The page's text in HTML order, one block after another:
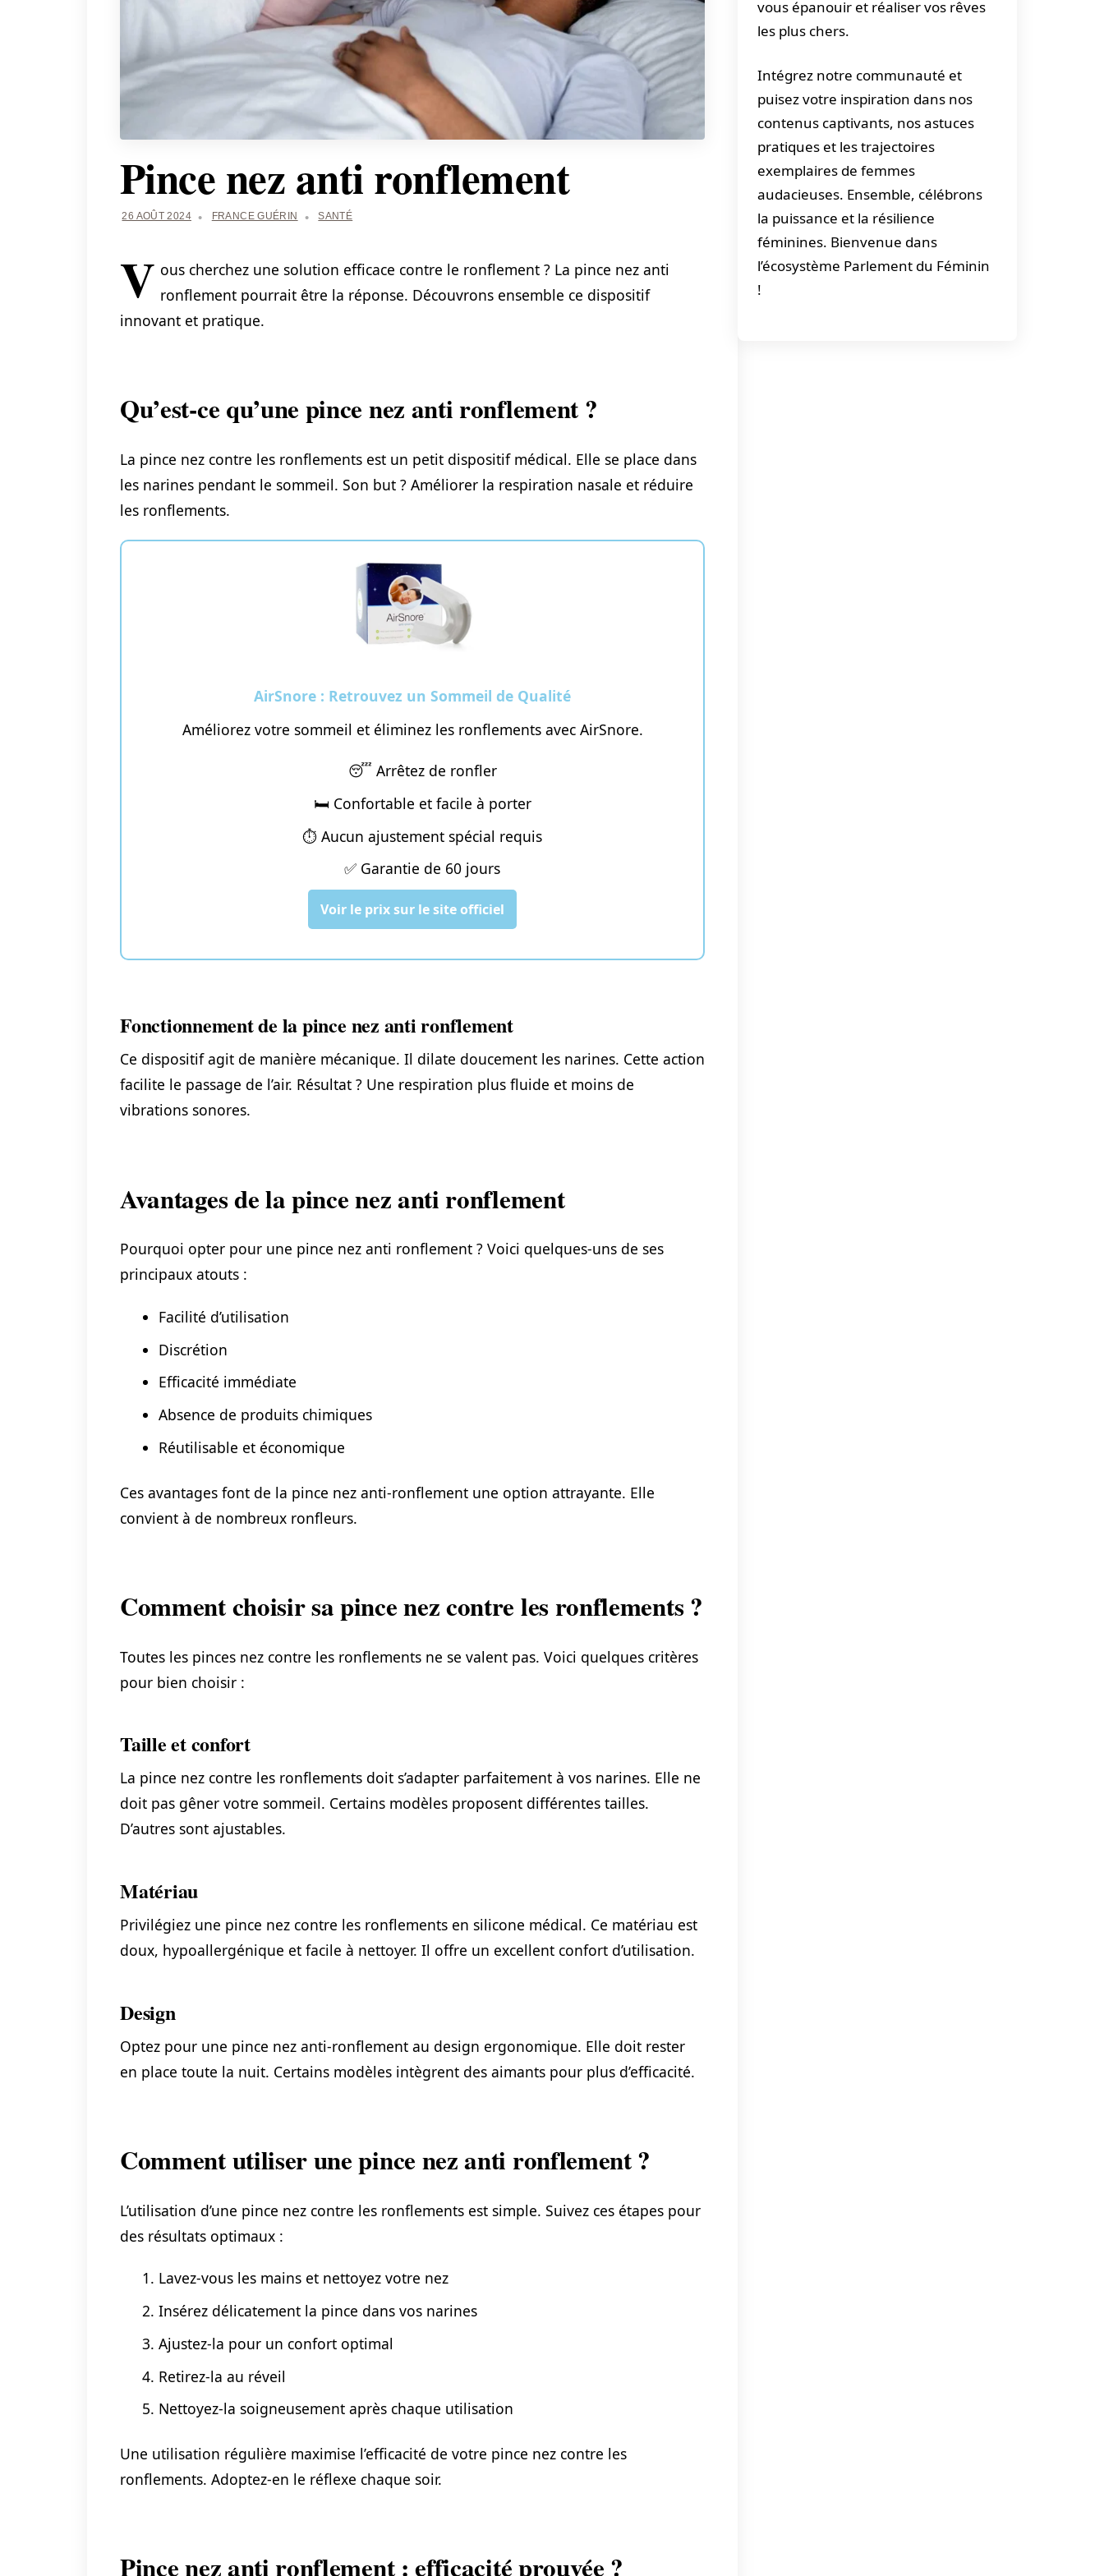
Pince nez anti ronflement
26 AOÛT 2024 FRANCE GUÉRIN SANTÉ
V ous cherchez une solution efficace contre le ronflement ? La pince nez anti
ronflement pourrait être la réponse. Découvrons ensemble ce dispositif
innovant et pratique.
Qu’est-ce qu’une pince nez anti ronflement ?
La pince nez contre les ronflements est un petit dispositif médical. Elle se place dans
les narines pendant le sommeil. Son but ? Améliorer la respiration nasale et réduire
les ronflements.
AirSnore : Retrouvez un Sommeil de Qualité
Améliorez votre sommeil et éliminez les ronflements avec AirSnore.
😴 Arrêtez de ronfler
🛏️ Confortable et facile à porter
⏱️ Aucun ajustement spécial requis
✅ Garantie de 60 jours
Voir le prix sur le site officiel
Fonctionnement de la pince nez anti ronflement
Ce dispositif agit de manière mécanique. Il dilate doucement les narines. Cette action
facilite le passage de l’air. Résultat ? Une respiration plus fluide et moins de
vibrations sonores.
Avantages de la pince nez anti ronflement
Pourquoi opter pour une pince nez anti ronflement ? Voici quelques-uns de ses
principaux atouts :
Facilité d’utilisation
Discrétion
Efficacité immédiate
Absence de produits chimiques
Réutilisable et économique
Ces avantages font de la pince nez anti-ronflement une option attrayante. Elle
convient à de nombreux ronfleurs.
Comment choisir sa pince nez contre les ronflements ?
Toutes les pinces nez contre les ronflements ne se valent pas. Voici quelques critères
pour bien choisir :
Taille et confort
La pince nez contre les ronflements doit s’adapter parfaitement à vos narines. Elle ne
doit pas gêner votre sommeil. Certains modèles proposent différentes tailles.
D’autres sont ajustables.
Matériau
Privilégiez une pince nez contre les ronflements en silicone médical. Ce matériau est
doux, hypoallergénique et facile à nettoyer. Il offre un excellent confort d’utilisation.
Design
Optez pour une pince nez anti-ronflement au design ergonomique. Elle doit rester
en place toute la nuit. Certains modèles intègrent des aimants pour plus d’efficacité.
Comment utiliser une pince nez anti ronflement ?
L’utilisation d’une pince nez contre les ronflements est simple. Suivez ces étapes pour
des résultats optimaux :
Lavez-vous les mains et nettoyez votre nez
Insérez délicatement la pince dans vos narines
Ajustez-la pour un confort optimal
Retirez-la au réveil
Nettoyez-la soigneusement après chaque utilisation
Une utilisation régulière maximise l’efficacité de votre pince nez contre les
ronflements. Adoptez-en le réflexe chaque soir.
Pince nez anti ronflement : efficacité prouvée ?
vous épanouir et réaliser vos rêves
les plus chers.
Intégrez notre communauté et
puisez votre inspiration dans nos
contenus captivants, nos astuces
pratiques et les trajectoires
exemplaires de femmes
audacieuses. Ensemble, célébrons
la puissance et la résilience
féminines. Bienvenue dans
l’écosystème Parlement du Féminin
!